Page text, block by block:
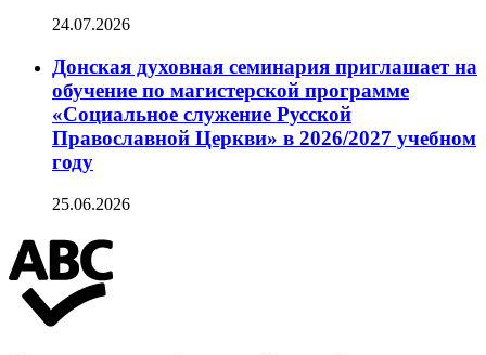
24.07.2026
Донская духовная семинария приглашает на
обучение по магистерской программе
«Социальное служение Русской
Православной Церкви» в 2026/2027 учебном
году
25.06.2026